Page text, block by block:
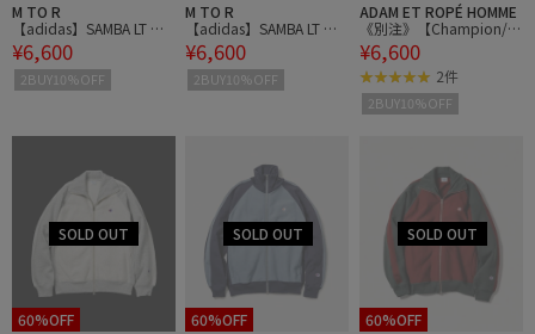
M TO R
【adidas】SAMBA LT W S
NK OPI10
¥6,600
2BUY10%OFF
M TO R
【adidas】SAMBA LT W S
NK OPI10
¥6,600
2BUY10%OFF
ADAM ET ROPÉ HOMME
《別注》【Champion/チ
ャンピオン】REVERSE W
EAVE TRACK JACKET
¥6,600
2件
2BUY10%OFF
60%OFF
60%OFF
60%OFF